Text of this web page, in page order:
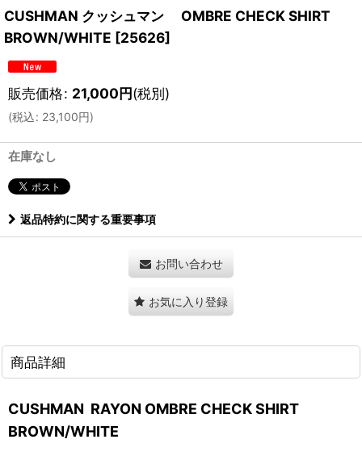
CUSHMAN クッシュマン OMBRE CHECK SHIRT
BROWN/WHITE [25626]
販売価格: 21,000円(税別)
(税込: 23,100円)
在庫なし
返品特約に関する重要事項
お問い合わせ
お気に入り登録
商品詳細
CUSHMAN RAYON OMBRE CHECK SHIRT
BROWN/WHITE